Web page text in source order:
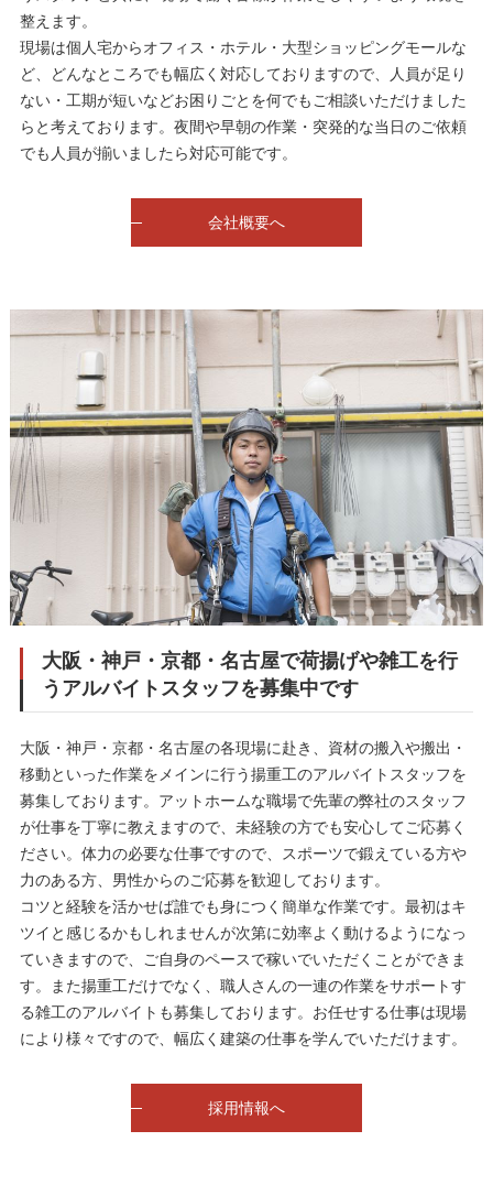
整えます。
現場は個人宅からオフィス・ホテル・大型ショッピングモールな
ど、どんなところでも幅広く対応しておりますので、人員が足り
ない・工期が短いなどお困りごとを何でもご相談いただけました
らと考えております。夜間や早朝の作業・突発的な当日のご依頼
でも人員が揃いましたら対応可能です。
会社概要へ
大阪・神戸・京都・名古屋で荷揚げや雑工を行
うアルバイトスタッフを募集中です
大阪・神戸・京都・名古屋の各現場に赴き、資材の搬入や搬出・
移動といった作業をメインに行う揚重工のアルバイトスタッフを
募集しております。アットホームな職場で先輩の弊社のスタッフ
が仕事を丁寧に教えますので、未経験の方でも安心してご応募く
ださい。体力の必要な仕事ですので、スポーツで鍛えている方や
力のある方、男性からのご応募を歓迎しております。
コツと経験を活かせば誰でも身につく簡単な作業です。最初はキ
ツイと感じるかもしれませんが次第に効率よく動けるようになっ
ていきますので、ご自身のペースで稼いでいただくことができま
す。また揚重工だけでなく、職人さんの一連の作業をサポートす
る雑工のアルバイトも募集しております。お任せする仕事は現場
により様々ですので、幅広く建築の仕事を学んでいただけます。
採用情報へ